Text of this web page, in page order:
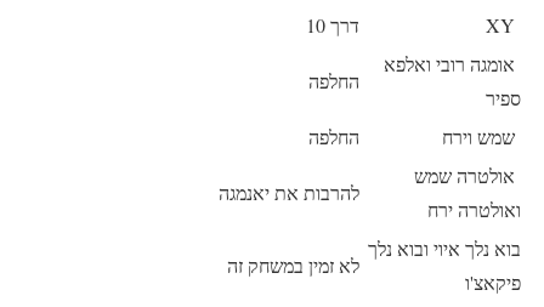
דרך 10
אומגה רובי ואלפא
ספיר
החלפה
שמש וירח
החלפה
אולטרה שמש
ואולטרה ירח
להרבות את יאנמגה
בוא נלך איוי ובוא נלך
פיקאצ'ו
לא זמין במשחק זה